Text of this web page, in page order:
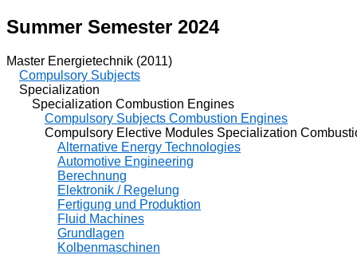
Summer Semester 2024
Master Energietechnik (2011)
Compulsory Subjects
Specialization
Specialization Combustion Engines
Compulsory Subjects Combustion Engines
Compulsory Elective Modules Specialization
Alternative Energy Technologies
Automotive Engineering
Berechnung
Elektronik / Regelung
Fertigung und Produktion
Fluid Machines
Grundlagen
Kolbenmaschinen